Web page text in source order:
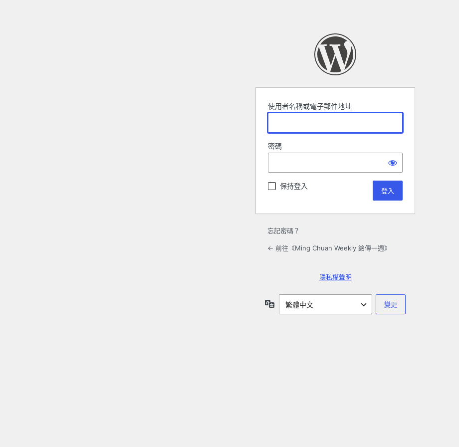
使用者名稱或電子郵件地址
密碼
保持登入
忘記密碼？
← 前往《Ming Chuan Weekly 銘傳一週》
隱私權聲明
言